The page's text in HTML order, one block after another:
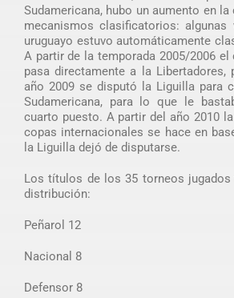
Sudamericana, hubo un aumento en
mecanismos clasificatorios: algunas
uruguayo estuvo automáticamente
A partir de la temporada 2005/2006 el
pasa directamente a la Libertadores,
año 2009 se disputó la Liguilla para
Sudamericana, para lo que le
cuarto puesto. A partir del año 2010
copas internacionales se hace en
la Liguilla dejó de disputarse.
Los títulos de los 35 torneos
distribución:
Peñarol 12
Nacional 8
Defensor 8